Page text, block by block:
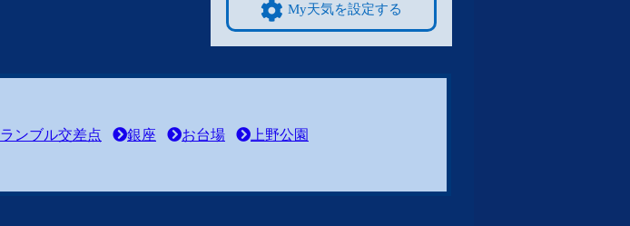
My天気を設定する
ンブル交差点 銀座 お台場
上野公園